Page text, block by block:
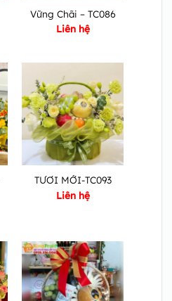
Vững Chãi – TC086
Liên hệ
TƯƠI MỚI-TC093
Liên hệ